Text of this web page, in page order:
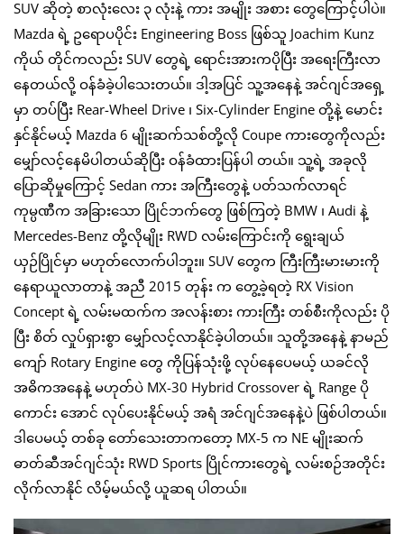
SUV ဆိုတဲ့ စာလုံးလေး ၃ လုံးနဲ့ ကား အမျိုး အစား တွေကြောင့်ပါပဲ။
Mazda ရဲ့ ဥရောပပိုင်း Engineering Boss ဖြစ်သူ Joachim Kunz
ကိုယ် တိုင်ကလည်း SUV တွေရဲ့ ရောင်းအားကပိုပြီး အရေးကြီးလာ
နေတယ်လို့ ဝန်ခံခဲ့ပါသေးတယ်။ ဒါ့အပြင် သူ့အနေနဲ့ အင်ဂျင်အရှေ့
မှာ တပ်ပြီး Rear-Wheel Drive ၊ Six-Cylinder Engine တို့နဲ့ မောင်း
နှင်နိုင်မယ့် Mazda 6 မျိုးဆက်သစ်တို့လို Coupe ကားတွေကိုလည်း
မျှော်လင့်နေမိပါတယ်ဆိုပြီး ဝန်ခံထားပြန်ပါ တယ်။ သူ့ရဲ့ အခုလို
ပြောဆိုမှုကြောင့် Sedan ကား အကြီးတွေနဲ့ ပတ်သက်လာရင်
ကုမ္ပဏီက အခြားသော ပြိုင်ဘက်တွေ ဖြစ်ကြတဲ့ BMW ၊ Audi နဲ့
Mercedes-Benz တို့လိုမျိုး RWD လမ်းကြောင်းကို ရွေးချယ်
ယှဉ်ပြိုင်မှာ မဟုတ်လောက်ပါဘူး။ SUV တွေက ကြီးကြီးမားမားကို
နေရာယူလာတာနဲ့ အညီ 2015 တုန်း က တွေ့ခဲ့ရတဲ့ RX Vision
Concept ရဲ့ လမ်းမထက်က အလန်းစား ကားကြီး တစ်စီးကိုလည်း ပို
ပြီး စိတ် လှုပ်ရှားစွာ မျှော်လင့်လာနိုင်ခဲ့ပါတယ်။ သူတို့အနေနဲ့ နာမည်
ကျော် Rotary Engine တွေ ကိုပြန်သုံးဖို့ လုပ်နေပေမယ့် ယခင်လို
အဓိကအနေနဲ့ မဟုတ်ပဲ MX-30 Hybrid Crossover ရဲ့ Range ပို
ကောင်း အောင် လုပ်ပေးနိုင်မယ့် အရံ အင်ဂျင်အနေနဲ့ပဲ ဖြစ်ပါတယ်။
ဒါပေမယ့် တစ်ခု တော်သေးတာကတော့ MX-5 က NE မျိုးဆက်
ဓာတ်ဆီအင်ဂျင်သုံး RWD Sports ပြိုင်ကား‌တွေရဲ့ လမ်းစဉ်အတိုင်း
လိုက်လာနိုင် လိမ့်မယ်လို့ ယူဆရ ပါတယ်။